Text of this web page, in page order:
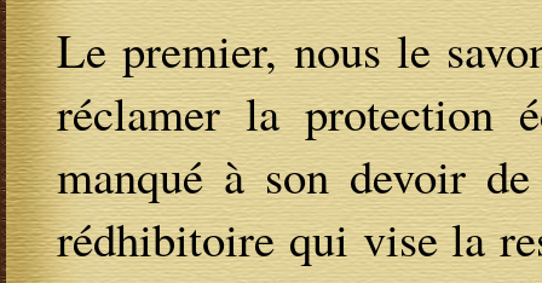
Le premier, nous le
réclamer la protection
manqué à son devoir
rédhibitoire qui vise la